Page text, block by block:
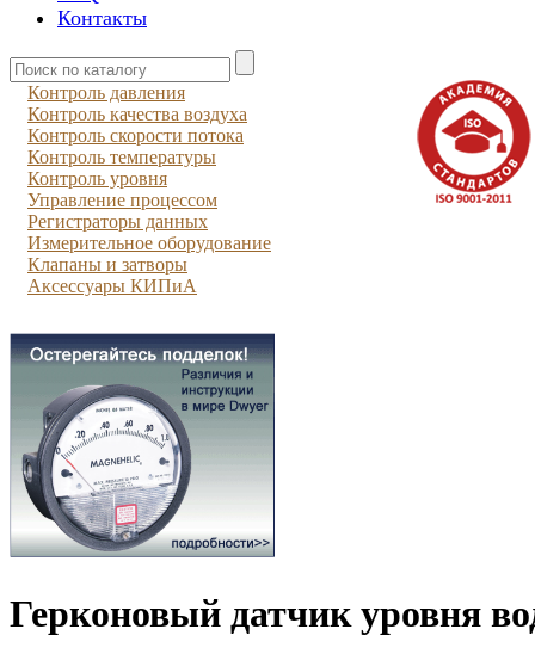
Контакты
Контроль давления
Контроль качества воздуха
Контроль скорости потока
Контроль температуры
Контроль уровня
Управление процессом
Регистраторы данных
Измерительное оборудование
Клапаны и затворы
Аксессуары КИПиА
Герконовый датчик уровня